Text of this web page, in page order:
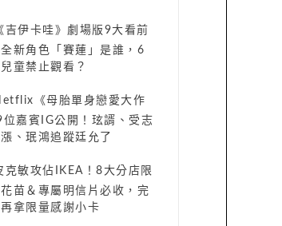
吉伊卡哇》劇場版9大看前
新角色「賽蓮」是誰，6
童禁止觀看？
《母胎單身戀愛大作
位嘉賓IG公開！玹諝、受志
、珉鴻追蹤廷允了
克敏攻佔IKEA！8大分店限
苗＆專屬明信片必收，完
拿限量感謝小卡